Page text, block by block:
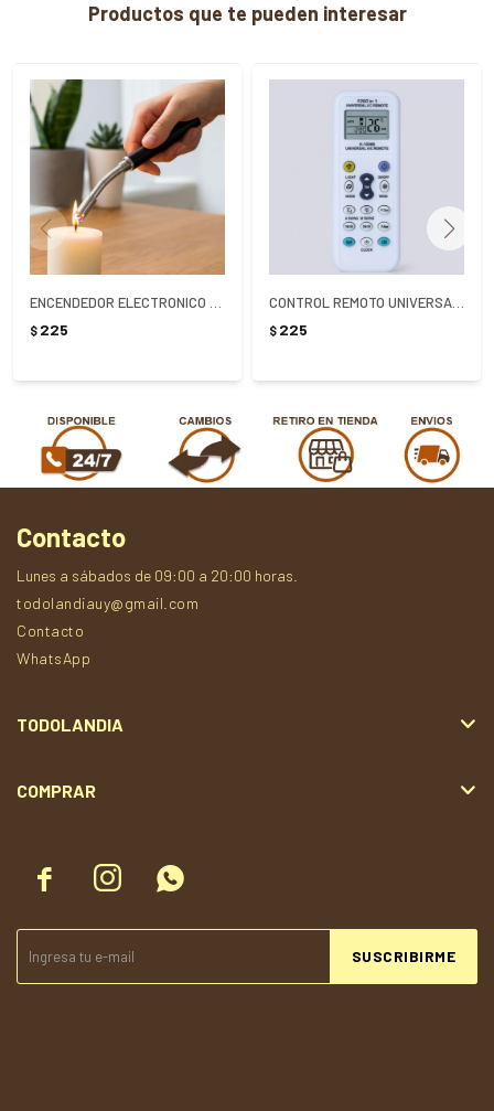
Productos que te pueden interesar
$ 225 $ 225
  
SUSCRIBIRME
Contacto
Lunes a sábados de 09:00 a 20:00 horas.
todolandiauy@gmail.com
Contacto
WhatsApp
TODOLANDIA
COMPRAR